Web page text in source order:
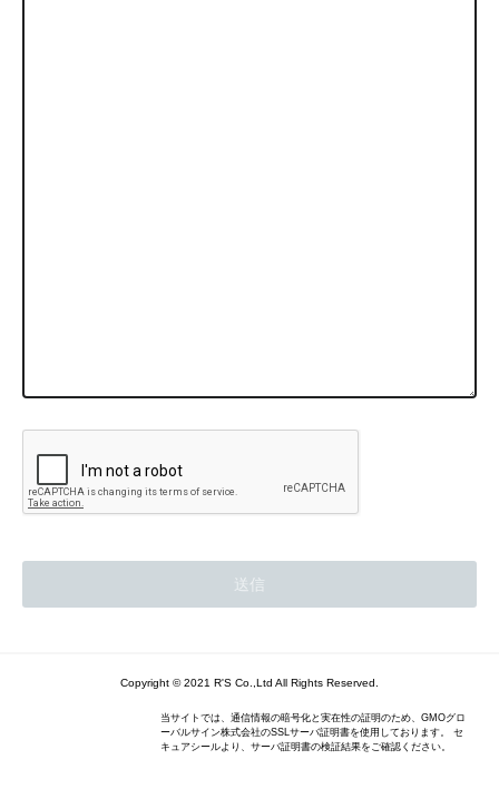
Copyright © 2021 R'S Co.,Ltd All Rights Reserved.
当サイトでは、通信情報の暗号化と実在性の証明のため、GMOグロ
ーバルサイン株式会社のSSLサーバ証明書を使用しております。 セ
キュアシールより、サーバ証明書の検証結果をご確認ください。